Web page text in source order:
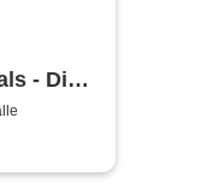
- Die